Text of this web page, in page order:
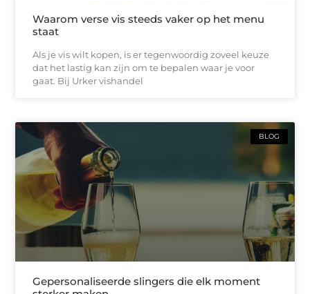
Waarom verse vis steeds vaker op het menu
staat
Als je vis wilt kopen, is er tegenwoordig zoveel keuze
dat het lastig kan zijn om te bepalen waar je voor
gaat. Bij Urker vishandel
BLOG
Gepersonaliseerde slingers die elk moment